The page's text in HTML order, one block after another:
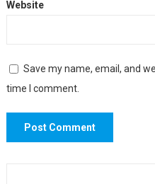
Website
Save my name, email, and
time I comment.